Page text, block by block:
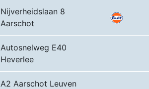
Nijverheidslaan 8
Aarschot
Autosnelweg E40
Heverlee
A2 Aarschot Leuven